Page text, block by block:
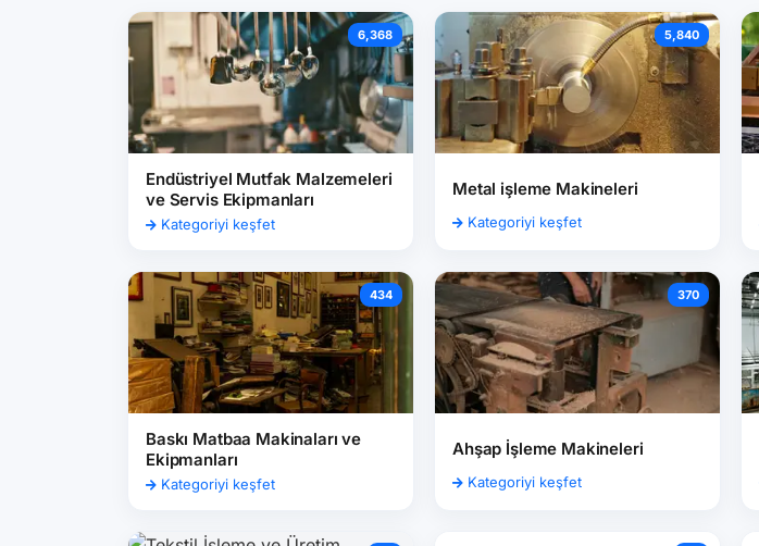
6,368
Endüstriyel Mutfak Malzemeleri
ve Servis Ekipmanları
Kategoriyi keşfet
5,840
Metal işleme Makineleri
Kategoriyi keşfet
434
Baskı Matbaa Makinaları ve
Ekipmanları
Kategoriyi keşfet
370
Ahşap İşleme Makineleri
Kategoriyi keşfet